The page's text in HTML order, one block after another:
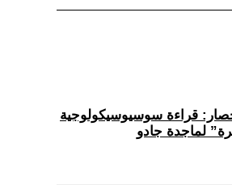
قراءة سوسيوسيكولوجية
لماجدة جادو